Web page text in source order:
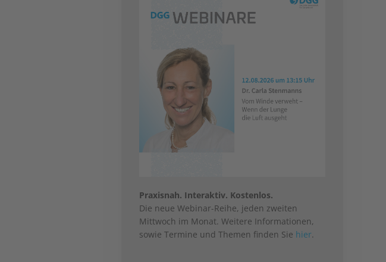
Praxisnah. Interaktiv. Kostenlos.
Die neue Webinar-Reihe, jeden zweiten
Mittwoch im Monat. Weitere Informationen,
sowie Termine und Themen finden Sie hier.